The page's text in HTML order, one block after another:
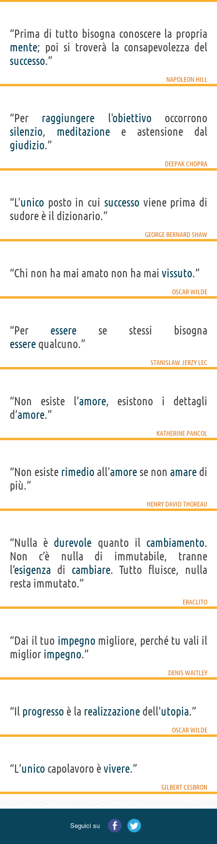
“Prima di tutto bisogna conoscere la propria
mente; poi si troverà la consapevolezza del
successo.”
NAPOLEON HILL
“Per raggiungere l'obiettivo occorrono
silenzio, meditazione e astensione dal
giudizio.”
DEEPAK CHOPRA
“L'unico posto in cui successo viene prima di
sudore è il dizionario.”
GEORGE BERNARD SHAW
“Chi non ha mai amato non ha mai vissuto.”
OSCAR WILDE
“Per essere se stessi bisogna
essere qualcuno.”
STANISLAW JERZY LEC
“Non esiste l’amore, esistono i dettagli
d’amore.”
KATHERINE PANCOL
“Non esiste rimedio all'amore se non amare di
più.”
HENRY DAVID THOREAU
“Nulla è durevole quanto il cambiamento.
Non c’è nulla di immutabile, tranne
l’esigenza di cambiare. Tutto fluisce, nulla
resta immutato.”
ERACLITO
“Dai il tuo impegno migliore, perché tu vali il
miglior impegno.”
DENIS WAITLEY
“Il progresso è la realizzazione dell'utopia.”
OSCAR WILDE
“L’unico capolavoro èvivere.”
GILBERT CESBRON
Seguici su